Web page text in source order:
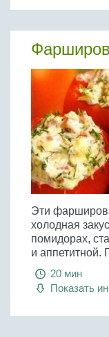
Яйца
Крупы
Эти
холодная
помидорах,
и аппетитной.
20 мин
Показать